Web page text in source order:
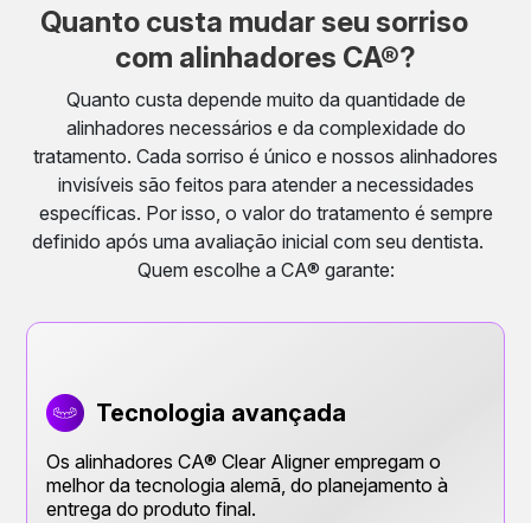
Quanto custa mudar seu sorriso
com alinhadores CA®?
Quanto custa depende muito da quantidade de
alinhadores necessários e da complexidade do
tratamento. Cada sorriso é único e nossos alinhadores
invisíveis são feitos para atender a necessidades
específicas. Por isso, o valor do tratamento é sempre
definido após uma avaliação inicial com seu dentista.
Quem escolhe a CA® garante:
Tecnologia avançada
Os alinhadores CA® Clear Aligner empregam o
melhor da tecnologia alemã, do planejamento à
entrega do produto final.